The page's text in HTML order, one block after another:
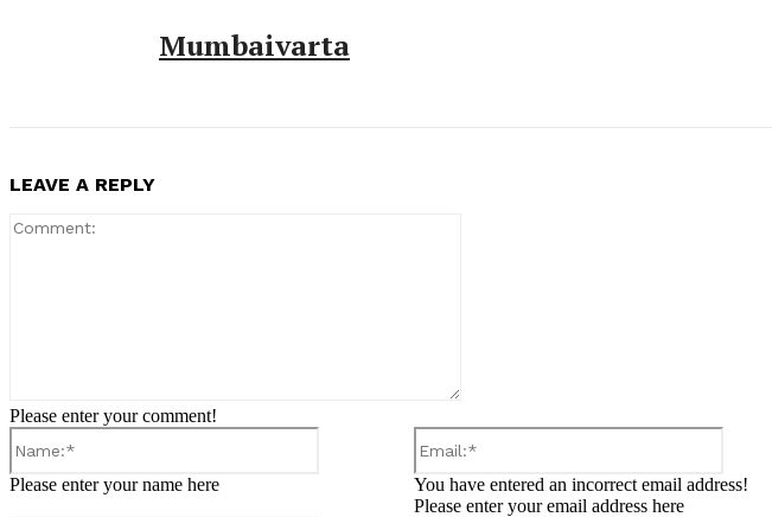
Mumbaivarta
LEAVE A REPLY
Please enter your comment!
Please enter your name here
Email:*
You have entered an incorrect email address!
Please enter your email address here